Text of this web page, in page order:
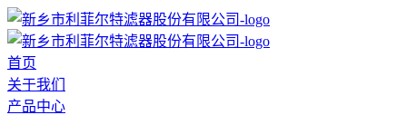
首页
关于我们
产品中心